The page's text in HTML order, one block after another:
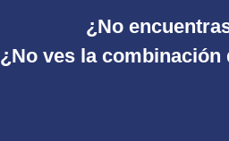
¿No
¿No ves la